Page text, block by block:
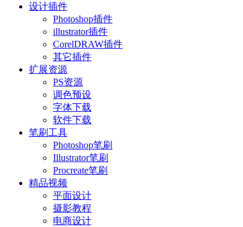
设计插件
Photoshop插件
illustrator插件
CorelDRAW插件
其它插件
扩展资源
PS资源
调色预设
字体下载
软件下载
笔刷工具
Photoshop笔刷
Illustrator笔刷
Procreate笔刷
精品视频
平面设计
摄影教程
电商设计